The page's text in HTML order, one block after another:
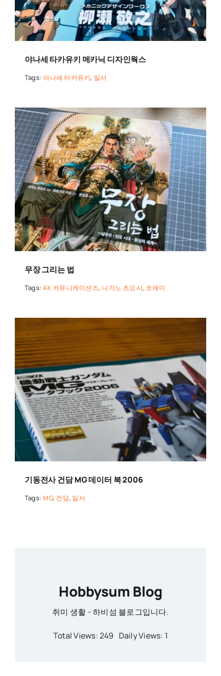
야나세 타카유키 메카닉 디자인웍스
Tags: 야나세 타카유키, 일서
무장 그리는 법
Tags:AK 커뮤니케이션즈, 나가노 츠요시, 코에이
기동전사 건담 MG 데이터 북 2006
Tags: MG, 건담, 일서
Hobbysum Blog
취미 생활 - 하비섬 블로그입니다.
Total Views: 249 Daily Views: 1